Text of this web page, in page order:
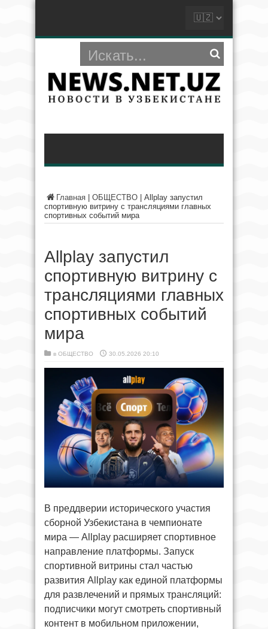
Главная ОБЩЕСТВО
Allplay запустил
спортивную витрину с трансляциями главных
спортивных событий мира
Allplay запустил
спортивную витрину с
трансляциями главных
спортивных событий
мира
в ОБЩЕСТВО 30.05.2026 20:10
В преддверии исторического участия
сборной Узбекистана в чемпионате
мира — Allplay расширяет спортивное
направление платформы. Запуск
спортивной витрины стал частью
развития Allplay как единой платформы
для развлечений и прямых трансляций:
подписчики могут смотреть спортивный
контент в мобильном приложении,